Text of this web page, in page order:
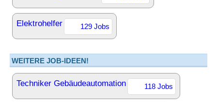
Elektrohelfer 129 Jobs
WEITERE JOB-IDEEN!
Techniker Gebäudeautomation 118 Jobs